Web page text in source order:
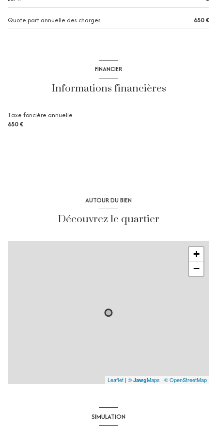
interphone
Quote part annuelle des charges 650 €
FINANCIER
Informations financières
Taxe foncière annuelle
650 €
AUTOUR DU BIEN
Découvrez le quartier
+
−
Leaflet | © JawgMaps | © OpenStreetMap
SIMULATION